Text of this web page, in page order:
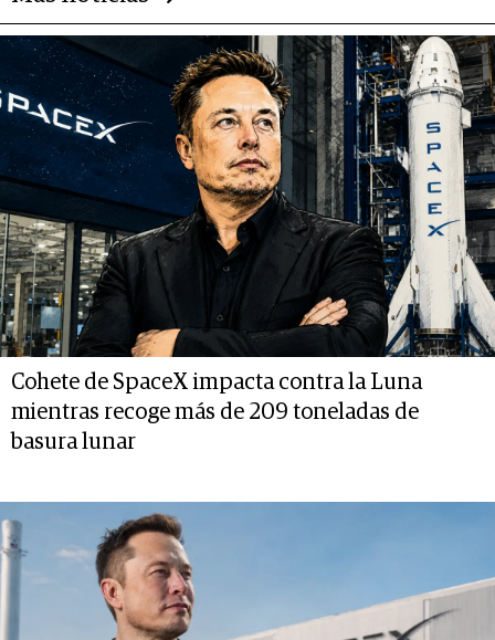
Cohete de SpaceX impacta contra la Luna
mientras recoge más de 209 toneladas de
basura lunar